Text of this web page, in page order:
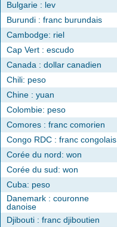
Bulgarie : lev
Burundi : franc burundais
Cambodge: riel
Cap Vert : escudo
Canada : dollar canadien
Chili: peso
Chine : yuan
Colombie: peso
Comores : franc comorien
Congo RDC : franc congolais
Corée du nord: won
Corée du sud: won
Cuba: peso
Danemark : couronne
danoise
Djibouti : franc djiboutien